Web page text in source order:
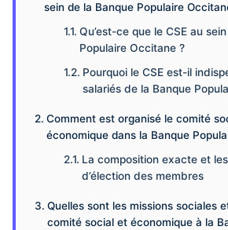
sein de la Banque Populaire
Qu’est-ce que le CSE au
Populaire Occitane ?
Pourquoi le CSE est-il
salariés de la Banque
Comment est organisé le comité
économique dans la Banque
La composition exacte et
d’élection des membres
Quelles sont les missions sociales
comité social et économique à la